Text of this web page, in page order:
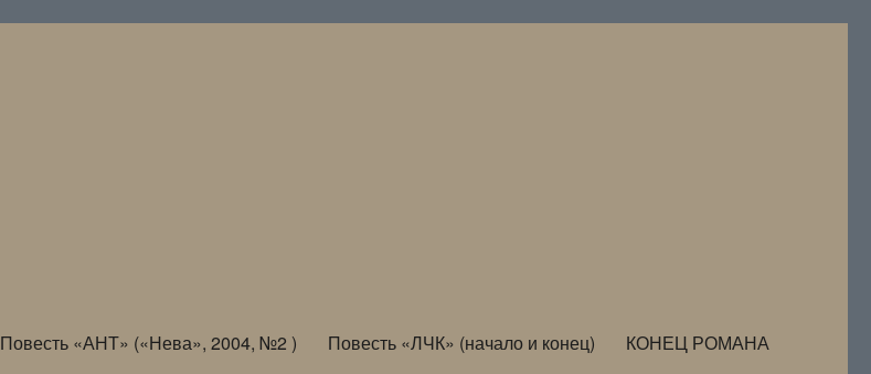
Повесть «АНТ» («Нева», 2004, №2 ) Повесть «ЛЧК» (начало и конец)
КОНЕЦ РОМАНА